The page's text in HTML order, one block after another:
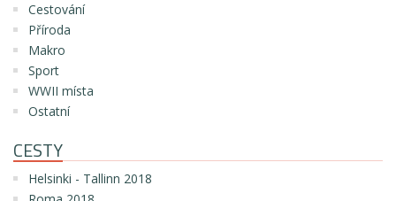
Cestování
Příroda
Makro
Sport
WWII místa
Ostatní
CESTY
Helsinki - Tallinn 2018